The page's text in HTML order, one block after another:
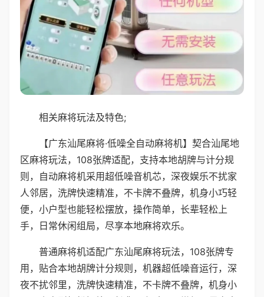
相关麻将玩法及特色;
【广东汕尾麻将·低噪全自动麻将机】契合汕尾地
区麻将玩法，108张牌适配，支持本地胡牌与计分规
则，自动麻将机采用超低噪音机芯，深夜娱乐不扰家
人邻居，洗牌快速精准，不卡牌不叠牌，机身小巧轻
便，小户型也能轻松摆放，操作简单，长辈轻松上
手，日常休闲组局，尽享本地麻将欢乐。
普通麻将机适配广东汕尾麻将玩法，108张牌专
用，贴合本地胡牌计分规则，机器超低噪音运行，深
夜不扰邻里，洗牌快速精准，不卡牌不叠牌，机身小